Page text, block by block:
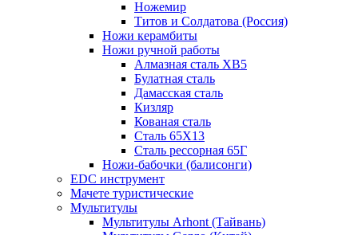
Ножемир
Титов и Солдатова (Россия)
Ножи керамбиты
Ножи ручной работы
Алмазная сталь ХВ5
Булатная сталь
Дамасская сталь
Кизляр
Кованая сталь
Сталь 65Х13
Сталь рессорная 65Г
Ножи-бабочки (балисонги)
EDC инструмент
Мачете туристические
Мультитулы
Мультитулы Arhont (Тайвань)